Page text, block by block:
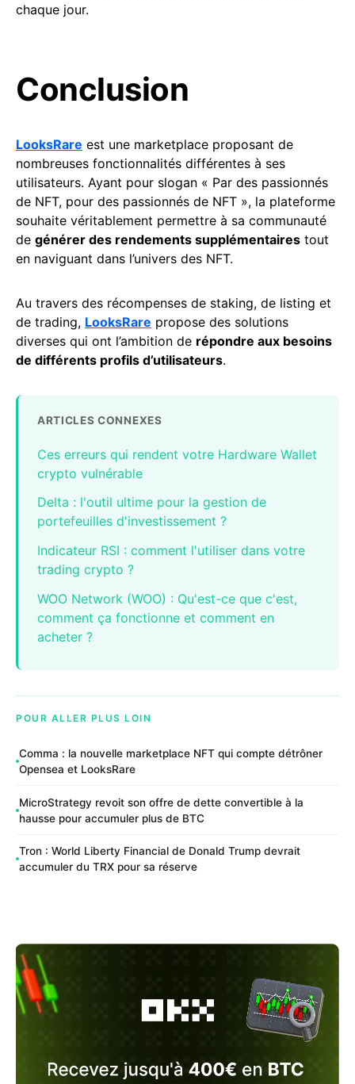
chaque jour.
Conclusion
LooksRare est une marketplace proposant de
nombreuses fonctionnalités différentes à ses
utilisateurs. Ayant pour slogan « Par des passionnés
de NFT, pour des passionnés de NFT », la plateforme
souhaite véritablement permettre à sa communauté
de générer des rendements supplémentaires tout
en naviguant dans l’univers des NFT.
Au travers des récompenses de staking, de listing et
de trading, LooksRare propose des solutions
diverses qui ont l’ambition de répondre aux besoins
de différents profils d’utilisateurs.
ARTICLES CONNEXES
Ces erreurs qui rendent votre Hardware Wallet
crypto vulnérable
Delta : l'outil ultime pour la gestion de
portefeuilles d'investissement ?
Indicateur RSI : comment l'utiliser dans votre
trading crypto ?
WOO Network (WOO) : Qu'est-ce que c'est,
comment ça fonctionne et comment en
acheter ?
POUR ALLER PLUS LOIN
Comma : la nouvelle marketplace NFT qui compte détrôner
Opensea et LooksRare
MicroStrategy revoit son offre de dette convertible à la
hausse pour accumuler plus de BTC
Tron : World Liberty Financial de Donald Trump devrait
accumuler du TRX pour sa réserve